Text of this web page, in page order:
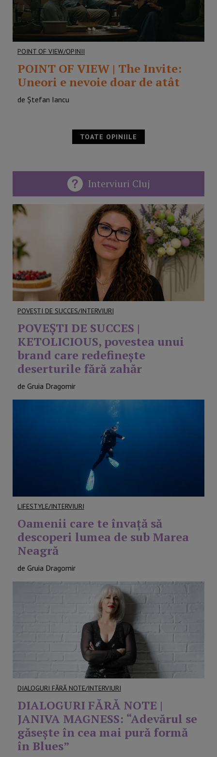
POINT OF VIEW/OPINII
POINT OF VIEW | The Invite:
Uneori e nevoie doar de atât
de Ștefan Iancu
TOATE OPINIILE
Interviuri Cluj
POVEȘTI DE SUCCES/INTERVIURI
POVEŞTI DE SUCCES |
KETOLICIOUS, povestea unui
brand care redefinește
deserturile fără zahăr
de Gruia Dragomir
LIFESTYLE/INTERVIURI
Oamenii care te învață să
descoperi lumea de sub Marea
Neagră
de Gruia Dragomir
DIALOGURI FĂRĂ NOTE/INTERVIURI
DIALOGURI FĂRĂ NOTE |
JANIVA MAGNESS: “Adevărul se
găseşte în cea mai pură formă
în Blues”